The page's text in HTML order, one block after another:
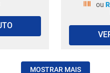
ou
MOSTRAR MAIS